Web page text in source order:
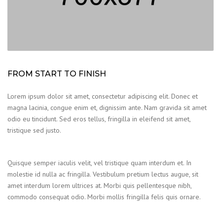
FROM START TO FINISH
Lorem ipsum dolor sit amet, consectetur adipiscing elit. Donec et
magna lacinia, congue enim et, dignissim ante. Nam gravida sit amet
odio eu tincidunt. Sed eros tellus, fringilla in eleifend sit amet,
tristique sed justo.
Quisque semper iaculis velit, vel tristique quam interdum et. In
molestie id nulla ac fringilla. Vestibulum pretium lectus augue, sit
amet interdum lorem ultrices at. Morbi quis pellentesque nibh,
commodo consequat odio. Morbi mollis fringilla felis quis ornare.